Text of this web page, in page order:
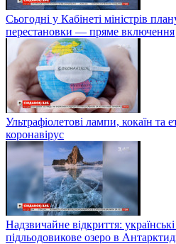
Сьогодні у Кабінеті міністрів
перестановки — пряме включення
Ультрафіолетові лампи, кокаїн та
коронавірус
Надзвичайне відкриття:
підльодовикове озеро в